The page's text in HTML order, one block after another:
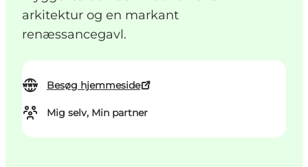
arkitektur og en markant
renæssancegavl.
Besøg hjemmeside
Mig selv, Min partner